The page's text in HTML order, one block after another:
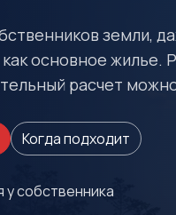
земли,
как основное жилье.
расчет
Когда подходит
собственника